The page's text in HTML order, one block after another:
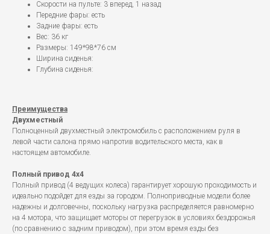
Скорости на пульте: 3 вперед, 1 назад
Передние фары: есть
Задние фары: есть
Вес: 36 кг
Размеры: 149*98*76 см
Ширина сиденья:
Глубина сиденья:
Преимущества
Двухместный
Полноценный двухместный электромобиль с расположением руля в
левой части салона прямо напротив водительского места, как в
настоящем автомобиле.
Полный привод 4x4
Полный привод (4 ведущих колеса) гарантирует хорошую проходимость и
идеально подойдет для езды за городом. Полноприводные модели более
надежны и долговечны, поскольку нагрузка распределяется равномерно
на 4 мотора, что защищает моторы от перегрузок в условиях бездорожья
(по сравнению с задним приводом), при этом время езды без